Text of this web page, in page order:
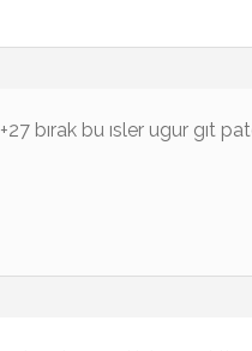
+27 bırak bu ısler ugur gıt